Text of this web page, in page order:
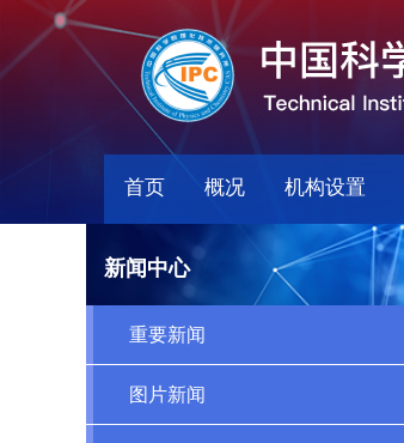
首页 概况 机构设置
新闻中心
重要新闻
图片新闻